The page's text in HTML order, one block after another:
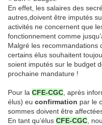
En effet, les salaires des
autres,doivent être imputés
activités ne concernent que
fonctionnement comme
Malgré les recommandations
certains élus souhaitent
soient imputés sur le budget
prochaine mandature !
Pour la CFE-CGC , après
élus) eu confirmation par le
sommes doivent être
En tant qu’élus CFE-CGC ,